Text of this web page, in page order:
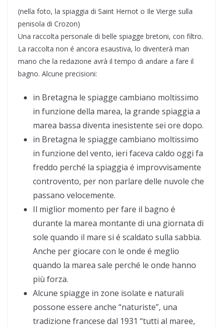
(nella foto, la spiaggia di Saint Hernot o Ile Vierge sulla
penisola di Crozon)
Una raccolta personale di belle spiagge bretoni, con filtro.
La raccolta non é ancora esaustiva, lo diventerà man
mano che la redazione avrà il tempo di andare a fare il
bagno. Alcune precisioni:
in Bretagna le spiagge cambiano moltissimo
in funzione della marea, la grande spiaggia a
marea bassa diventa inesistente sei ore dopo.
in Bretagna le spiagge cambiano moltissimo
in funzione del vento, ieri faceva caldo oggi fa
freddo perché la spiaggia é improvvisamente
controvento, per non parlare delle nuvole che
passano velocemente.
Il miglior momento per fare il bagno é
durante la marea montante di una giornata di
sole quando il mare si é scaldato sulla sabbia.
Anche per giocare con le onde é meglio
quando la marea sale perché le onde hanno
più forza.
Alcune spiagge in zone isolate e naturali
possone essere anche “naturiste”, una
tradizione francese dal 1931 “tutti al maree,